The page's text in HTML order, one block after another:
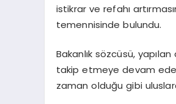
istikrar ve refahı
temennisinde bulundu.
Bakanlık sözcüsü,
takip etmeye devam
zaman olduğu gibi